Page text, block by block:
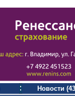
Новости